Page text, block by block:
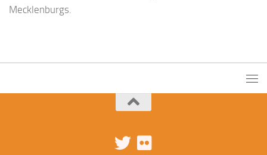
Mecklenburgs.